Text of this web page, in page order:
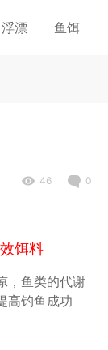
浮漂 鱼饵
46 0
饵料
，鱼类的代谢
高钓鱼成功